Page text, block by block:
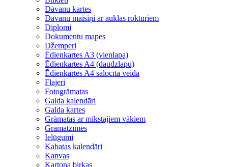
Dāvanu kartes
Dāvanu maisiņi ar auklas rokturiem
Diplomi
Dokumentu mapes
Džemperi
Ēdienkartes A3 (vienlapa)
Ēdienkartes A4 (daudzlapu)
Ēdienkartes A4 salocītā veidā
Flajeri
Fotogrāmatas
Galda kalendāri
Galda kartes
Grāmatas ar mīkstajiem vākiem
Grāmatzīmes
Ielūgumi
Kabatas kalendāri
Kanvas
Kartona birkas